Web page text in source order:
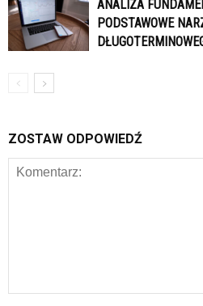
ANALIZA
PODSTAWOWE
ZOSTAW ODPOWIEDŹ